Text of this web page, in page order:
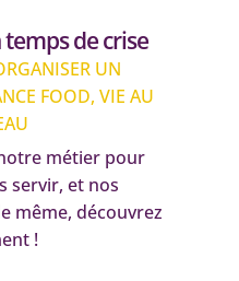
de crise
UN
FOOD,VIE AU
métier pour
servir, et nos
même, découvrez
!